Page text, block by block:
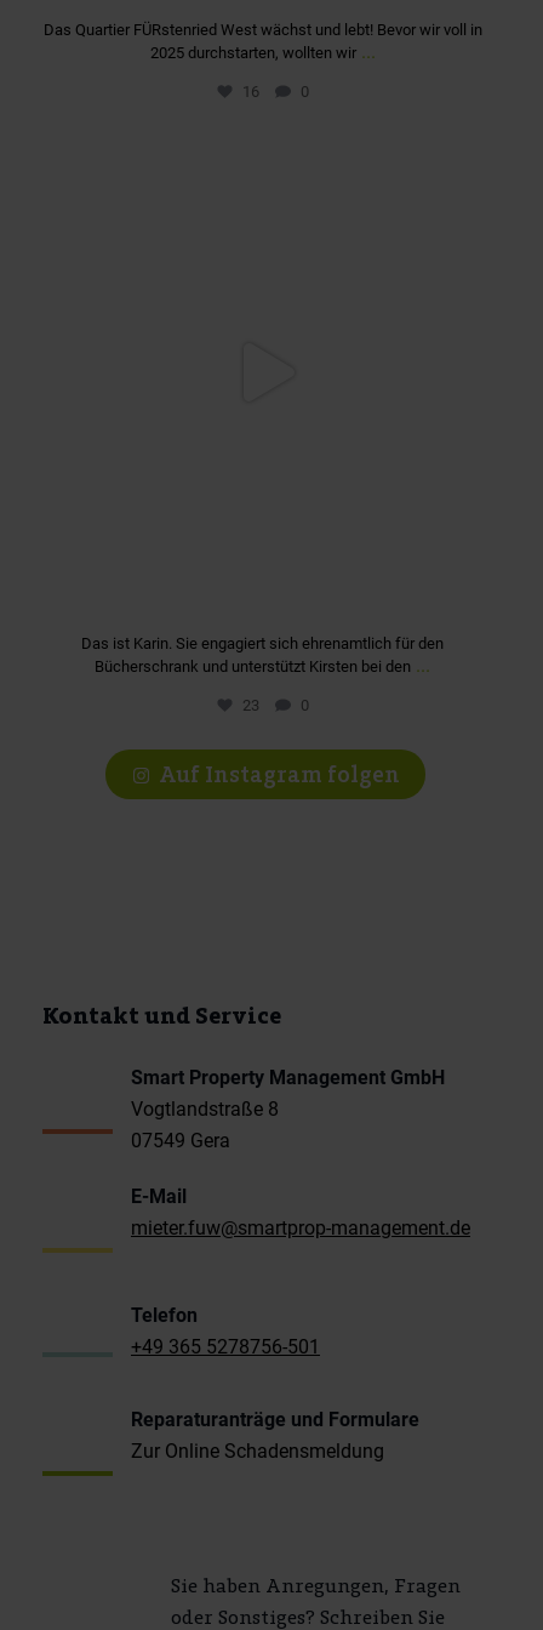
Das Quartier FÜRstenried West wächst und lebt! Bevor wir voll in
2025 durchstarten, wollten wir ...
16 0
Das ist Karin. Sie engagiert sich ehrenamtlich für den
Bücherschrank und unterstützt Kirsten bei den ...
23 0
Auf Instagram folgen
Kontakt und Service
Smart Property Management GmbH
Vogtlandstraße 8
07549 Gera
E-Mail
mieter.fuw@smartprop-management.de
Telefon
+49 365 5278756-501
Reparaturanträge und Formulare
Zur Online Schadensmeldung
Sie haben Anregungen, Fragen
oder Sonstiges? Schreiben Sie